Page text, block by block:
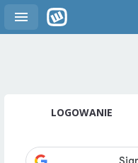
LOGOWANIE